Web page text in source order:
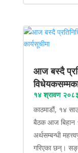
आज बस्दै
विधेयकसम्मका
१४ श्रावण २०८३,
काठमाडौं, १४
बैठक आज बिहान
अर्थसम्बन्धी
गरिएका छन्।